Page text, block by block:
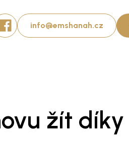
info@emshanah.cz
žít díky